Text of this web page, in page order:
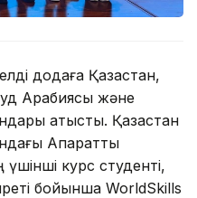
додаға Қазақстан,
Арабиясы және
қатысты. ️Қазақстан
Ақпараттық
үшінші курс студенті,
бойынша WorldSkills